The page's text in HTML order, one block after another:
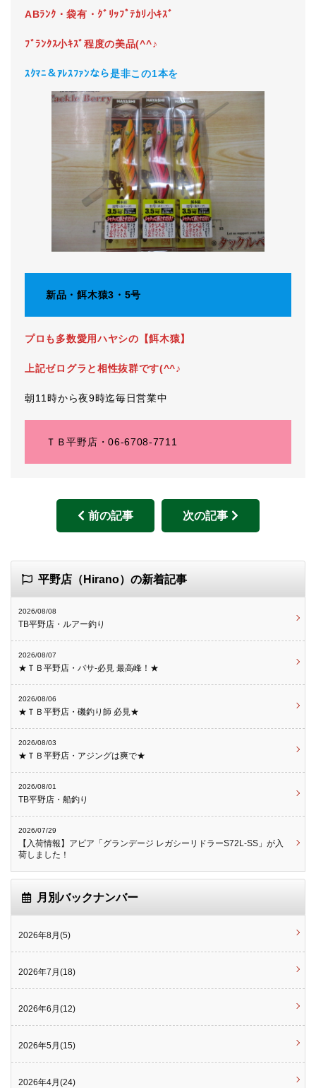
ABﾗﾝｸ・袋有・ｸﾞﾘｯﾌﾟﾃｶﾘ小ｷｽﾞ
ﾌﾞﾗﾝｸｽ小ｷｽﾞ程度の美品(^^♪
ｽｸﾏﾆ＆ｱﾚｽﾌｧﾝなら是非この1本を
新品・餌木猿3・5号
プロも多数愛用ハヤシの【餌木猿】
上記ゼログラと相性抜群です(^^♪
朝11時から夜9時迄毎日営業中
ＴＢ平野店・06-6708-7711
前の記事 次の記事
平野店（Hirano）の新着記事
2026/08/08
TB平野店・ルアー釣り
2026/08/07
★ＴＢ平野店・バサ-必見 最高峰！★
2026/08/06
★ＴＢ平野店・磯釣り師 必見★
2026/08/03
★ＴＢ平野店・アジングは爽で★
2026/08/01
TB平野店・船釣り
2026/07/29
【入荷情報】アピア「グランデージ レガシーリドラーS72L-SS」が入
荷しました！
月別バックナンバー
2026年8月(5)
2026年7月(18)
2026年6月(12)
2026年5月(15)
2026年4月(24)